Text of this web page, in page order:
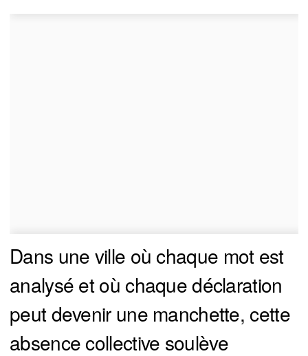
Dans une ville où chaque mot est
analysé et où chaque déclaration
peut devenir une manchette, cette
absence collective soulève